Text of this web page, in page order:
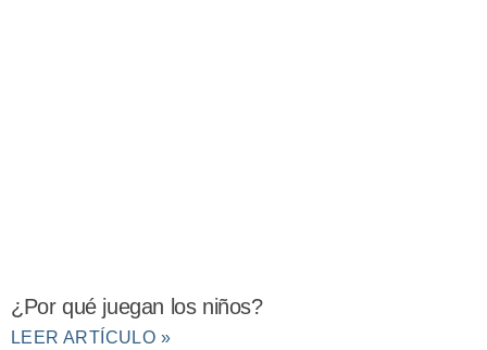
¿Por qué juegan los niños?
LEER ARTÍCULO »